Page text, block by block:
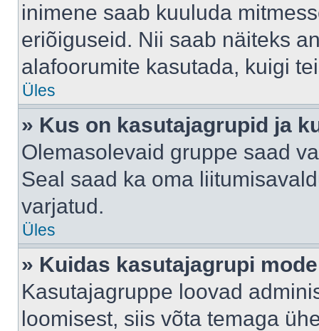
inimene saab kuuluda
eriõiguseid. Nii saab näiteks
alafoorumite kasutada, kuigi
Üles
» Kus on kasutajagrupid ja
Olemasolevaid gruppe saad
Seal saad ka oma
varjatud.
Üles
» Kuidas kasutajagrupi
Kasutajagruppe loovad
loomisest, siis võta temaga